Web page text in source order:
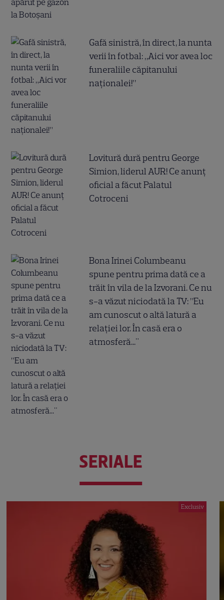
Gafă sinistră, în direct, la nunta
verii în fotbal: „Aici vor avea loc
funeraliile căpitanului
naționalei!”
Lovitură dură pentru George
Simion, liderul AUR! Ce anunț
oficial a făcut Palatul
Cotroceni
Bona Irinei Columbeanu
spune pentru prima dată ce a
trăit în vila de la Izvorani. Ce nu
s-a văzut niciodată la TV: ”Eu
am cunoscut o altă latură a
relației lor. În casă era o
atmosferă..."
SERIALE
Exclusiv